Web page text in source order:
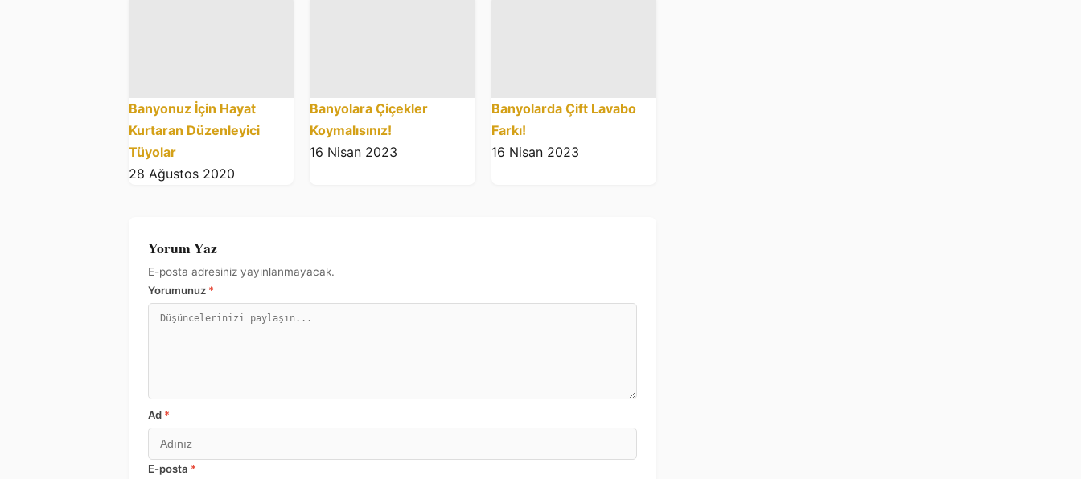
Banyonuz İçin Hayat
Kurtaran Düzenleyici
Tüyolar
28 Ağustos 2020
Banyolara Çiçekler
Koymalısınız!
16 Nisan 2023
Banyolarda Çift Lavabo
Farkı!
16 Nisan 2023
Yorum Yaz
E-posta adresiniz yayınlanmayacak.
Yorumunuz *
Ad *
E-posta *